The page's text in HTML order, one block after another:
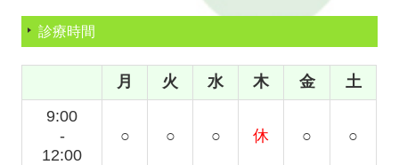
診療時間
月 火 水 木 金
土
9:00
-
12:00
○ ○ ○ 休 ○ ○